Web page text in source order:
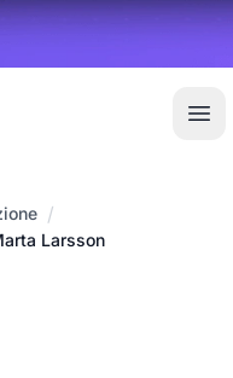
/
Larsson